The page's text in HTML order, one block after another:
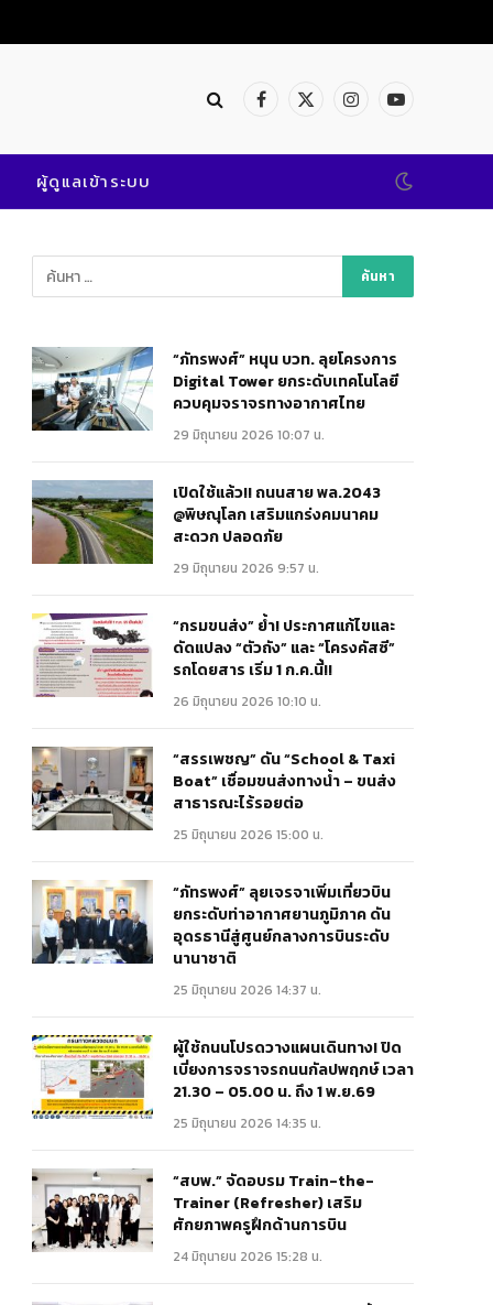
Facebook
X
InstagramYouTube
ผู้ดูแลเข้าระบบ
“ภัทรพงศ์” หนุน บวท. ลุยโครงการ
Digital Tower ยกระดับเทคโนโลยี
ควบคุมจราจรทางอากาศไทย
29 มิถุนายน 2026 10:07 น.
เปิดใช้แล้ว!! ถนนสาย พล.2043
@พิษณุโลก เสริมแกร่งคมนาคม
สะดวก ปลอดภัย
29 มิถุนายน 2026 9:57 น.
“กรมขนส่ง” ย้ำ! ประกาศแก้ไขและ
ดัดแปลง “ตัวถัง” และ “โครงคัสซี”
รถโดยสาร เริ่ม 1 ก.ค.นี้!!
26 มิถุนายน 2026 10:10 น.
“สรรเพชญ” ดัน “School & Taxi
Boat” เชื่อมขนส่งทางน้ำ – ขนส่ง
สาธารณะไร้รอยต่อ
25 มิถุนายน 2026 15:00 น.
“ภัทรพงศ์” ลุยเจรจาเพิ่มเที่ยวบิน
ยกระดับท่าอากาศยานภูมิภาค ดัน
อุดรธานีสู่ศูนย์กลางการบินระดับ
นานาชาติ
25 มิถุนายน 2026 14:37 น.
ผู้ใช้ถนนโปรดวางแผนเดินทาง! ปิด
เบี่ยงการจราจรถนนกัลปพฤกษ์ เวลา
21.30 – 05.00 น. ถึง 1 พ.ย.69
25 มิถุนายน 2026 14:35 น.
“สบพ.” จัดอบรม Train-the-
Trainer (Refresher) เสริม
ศักยภาพครูฝึกด้านการบิน
24 มิถุนายน 2026 15:28 น.